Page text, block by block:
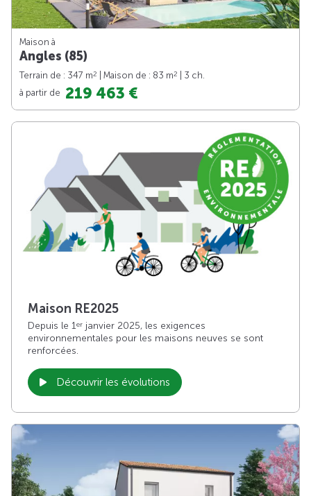
Maison à
Angles (85)
Terrain de : 347 m2 | Maison de : 83 m2
| 3 ch.
à partir de 219 463 €
Maison RE2025
Depuis le 1er janvier 2025, les exigences
environnementales pour les maisons neuves se sont
renforcées.
Découvrir les évolutions